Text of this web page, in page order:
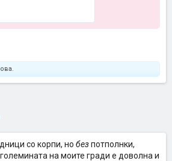
со корпи, но безпотполнки,
на моите гради е доволна и